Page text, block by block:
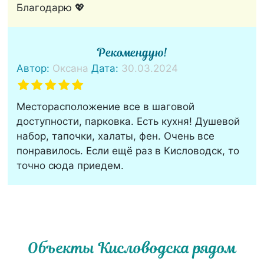
Благодарю 💖
Рекомендую!
Автор: Оксана Дата: 30.03.2024
Месторасположение все в шаговой
доступности, парковка. Есть кухня! Душевой
набор, тапочки, халаты, фен. Очень все
понравилось. Если ещё раз в Кисловодск, то
точно сюда приедем.
Объекты Кисловодска рядом